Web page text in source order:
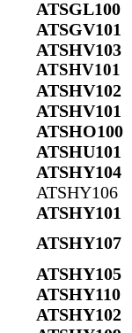
ATSGL100
ATSGV101
ATSHV103
ATSHV101
ATSHV102
ATSHV101
ATSHO100
ATSHU101
ATSHY104
ATSHY106
ATSHY101
ATSHY107
ATSHY105
ATSHY110
ATSHY102